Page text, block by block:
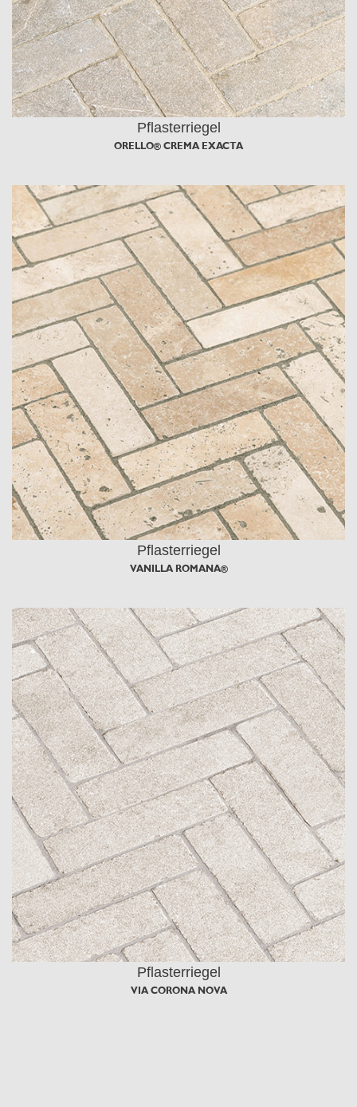
Pflasterriegel
ORELLO® CREMA EXACTA
Pflasterriegel
VANILLA ROMANA®
Pflasterriegel
VIA CORONA NOVA